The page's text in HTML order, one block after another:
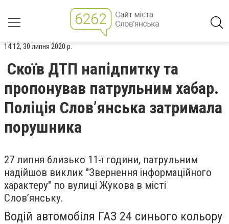
14:12, 30 липня 2020 р.
Скоїв ДТП напідпитку та
пропонував патрульним хабар.
Поліція Слов’янська затримала
порушника
27 липня близько 11-ї години, патрульним
надійшов виклик "Звернення інформаційного
характеру" по вулиці Жукова в місті
Слов’янську.
Водій автомобіля ГАЗ 24 синього кольору